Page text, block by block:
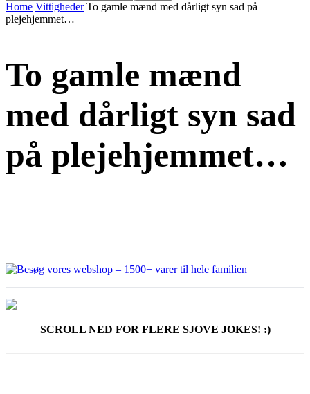
Home Vittigheder To gamle mænd med dårligt syn sad på
plejehjemmet…
To gamle mænd
med dårligt syn sad
på plejehjemmet…
SCROLL NED FOR FLERE SJOVE JOKES! :)